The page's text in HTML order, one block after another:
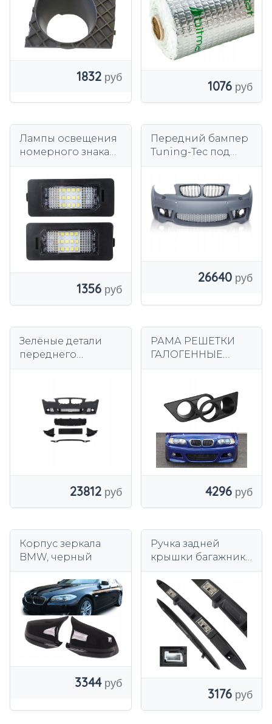
1832
1076
Лампы освещения
номерного знака
1356
Передний бампер
Tuning-Tec под
парковки
26640
Зелёные детали
переднего
23812
РАМА РЕШЕТКИ
ГАЛОГЕННЫЕ
4296
Корпус зеркала
BMW, черный
3344
Ручка задней
крышки багажника
для BMW X5 E53
2000-2006 гг.
3176